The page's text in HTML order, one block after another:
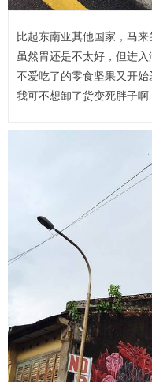
比起东南亚其他国家，马
虽然胃还是不太好，但进
不爱吃了的零食坚果又开
我可不想卸了货变死胖子啊